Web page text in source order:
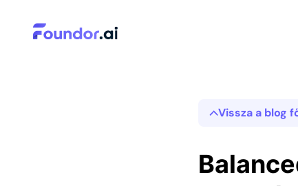
Vissza a blog